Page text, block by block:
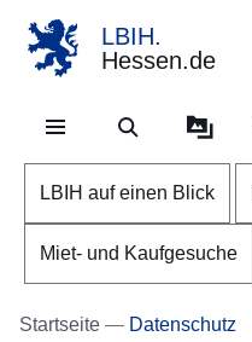
LBIH.
Hessen.de
LBIH auf einen Blick
Miet- und Kaufgesuche
Startseite Datenschutz